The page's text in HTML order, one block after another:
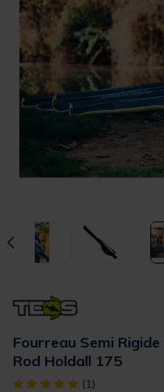
Fourreau Semi
Rod Holdall 175
[object Object] out of 5
(1)